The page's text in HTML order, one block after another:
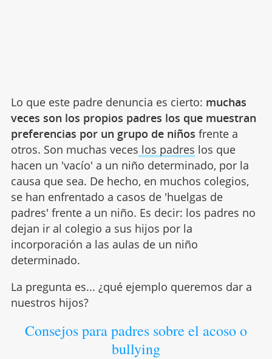
Lo que este padre denuncia es cierto: muchas
veces son los propios padres los que muestran
preferencias por un grupo de niños frente a
otros. Son muchas veces los padres los que
hacen un 'vacío' a un niño determinado, por la
causa que sea. De hecho, en muchos colegios,
se han enfrentado a casos de 'huelgas de
padres' frente a un niño. Es decir: los padres no
dejan ir al colegio a sus hijos por la
incorporación a las aulas de un niño
determinado.
La pregunta es... ¿qué ejemplo queremos dar a
nuestros hijos?
Consejos para padres sobre el acoso o
bullying